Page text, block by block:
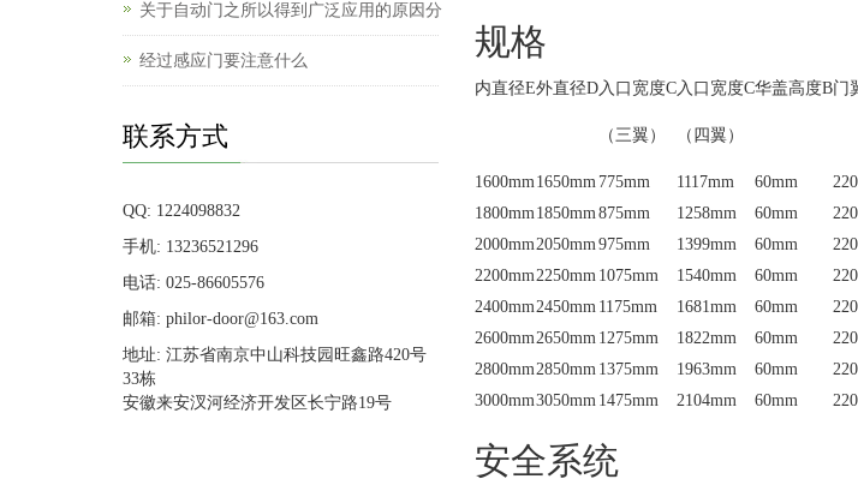
规格
内直径E外直径D入口宽度C入口宽度C华盖高度B门
（三翼） （四翼）
1600mm1650mm 775mm 1117mm 60mm
1800mm1850mm875mm 1258mm 60mm
2000mm2050mm975mm 1399mm 60mm
2200mm2250mm 1075mm 1540mm 60mm
2400mm2450mm 1175mm 1681mm 60mm
2600mm2650mm 1275mm 1822mm 60mm
2800mm2850mm 1375mm 1963mm 60mm
3000mm3050mm 1475mm 2104mm 60mm
安全系统
关于自动门之所以得到广泛应用的原因分
经过感应门要注意什么
联系方式
QQ: 1224098832
手机: 13236521296
电话: 025-86605576
邮箱: philor-door@163.com
地址: 江苏省南京中山科技园旺鑫路420号
33栋
安徽来安汊河经济开发区长宁路19号